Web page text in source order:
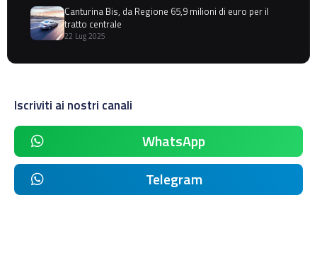
Canturina Bis, da Regione 65,9 milioni di euro per il
tratto centrale
22 Lug 2025
Iscriviti ai nostri canali
WhatsApp
Telegram